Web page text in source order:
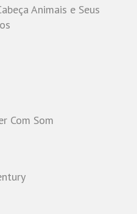
Animais e Seus
Com Som